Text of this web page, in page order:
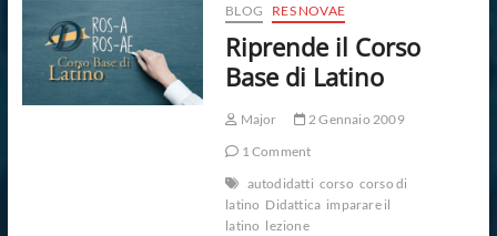
Alter
BLOG RES NOVAE
Riprende il Corso
Base di Latino
Major
2 Gennaio 2009
1 Comment
autodidatti corso corso di
latino Didattica imparare il
latino lezione